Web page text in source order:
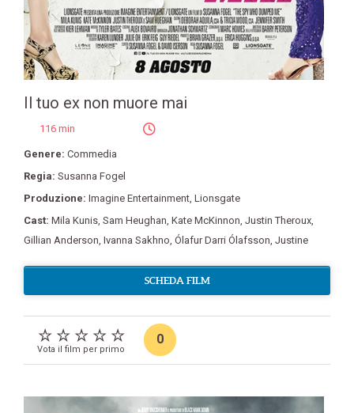
Il tuo ex non muore mai
116 min
Genere: Commedia
Regia: Susanna Fogel
Produzione: Imagine Entertainment, Lionsgate
Cast: Mila Kunis, Sam Heughan, Kate McKinnon, Justin Theroux,
Gillian Anderson, Ivanna Sakhno, Ólafur Darri Ólafsson, Justine
SCHEDA FILM
Vota il film per primo
0